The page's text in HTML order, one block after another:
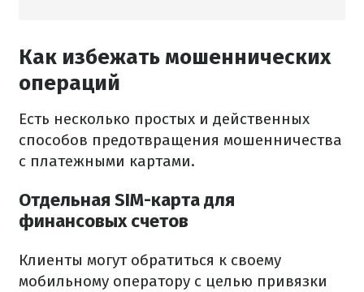
Как избежать мошеннических
операций
Есть несколько простых и действенных
способов предотвращения мошенничества
с платежными картами.
Отдельная SIM-карта для
финансовых счетов
Клиенты могут обратиться к своему
мобильному оператору с целью привязки